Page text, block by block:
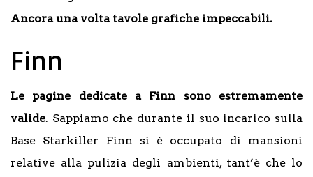
Ancora una volta tavole grafiche impeccabili.
Finn
Le pagine dedicate a Finn sono estremamente
valide. Sappiamo che durante il suo incarico sulla
Base Starkiller Finn si è occupato di mansioni
relative alla pulizia degli ambienti, tant’è che lo